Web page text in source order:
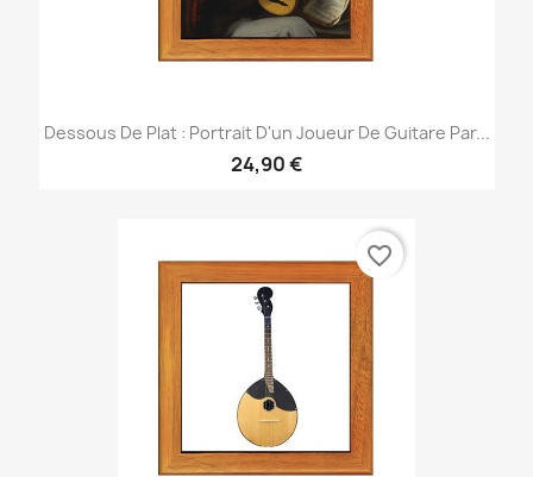
Dessous De Plat : Portrait D'un Joueur De Guitare Par...
24,90 €
favorite_border